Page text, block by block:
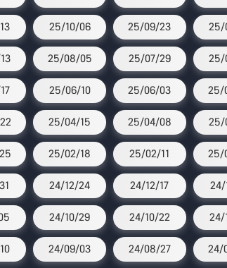
25/10/06 25/09/23 25/
25/08/05 25/07/29 25/
25/06/10 25/06/03 25/
25/04/15 25/04/08 25/
25/02/18 25/02/11 25/
24/12/24 24/12/17 24/
24/10/29 24/10/22 24/
24/09/03 24/08/27 24/